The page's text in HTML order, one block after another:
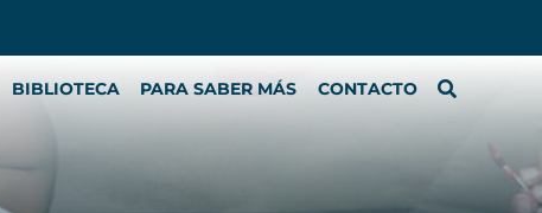
BIBLIOTECA PARA SABER MÁS CONTACTO